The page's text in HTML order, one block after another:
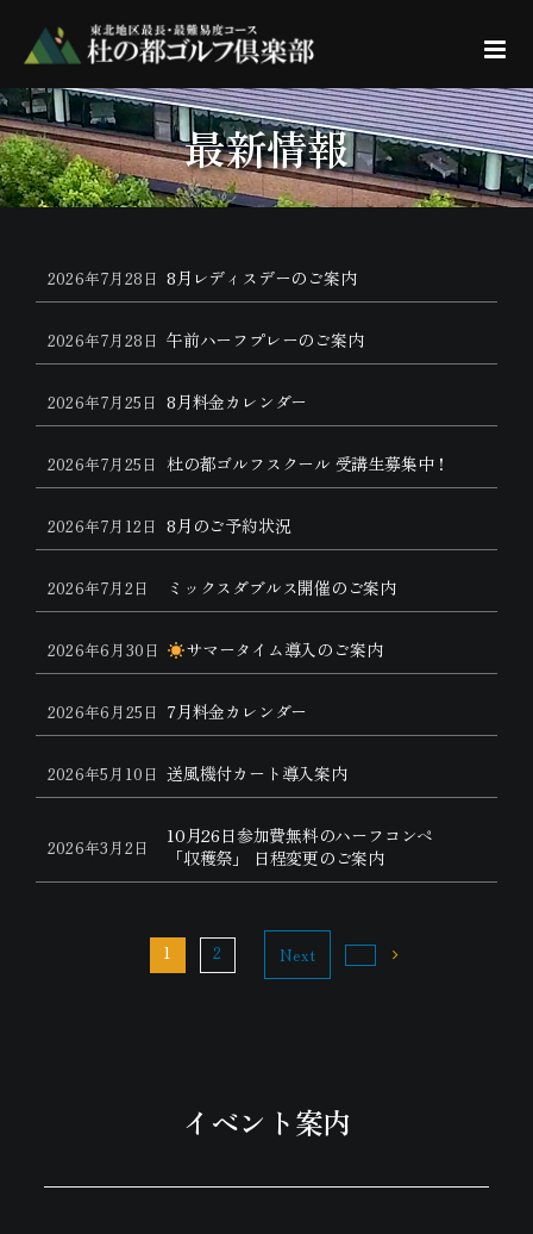
最新情報
8月レディスデーのご案内
2026年7月28日
午前ハーフプレーのご案内
2026年7月28日
8月料金カレンダー
2026年7月25日
杜の都ゴルフスクール 受講生募集中！
2026年7月25日
8月のご予約状況
2026年7月12日
ミックスダブルス開催のご案内
2026年7月2日
サマータイム導入のご案内
2026年6月30日
7月料金カレンダー
2026年6月25日
送風機付カート導入案内
2026年5月10日
10月26日参加費無料のハーフコンペ
「収穫祭」 日程変更のご案内
2026年3月2日
1 2 Next
イベント案内